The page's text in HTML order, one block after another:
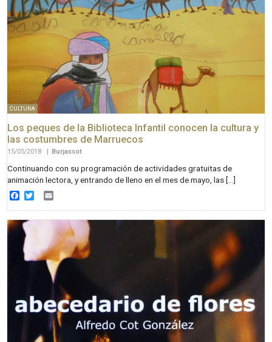
CULTURA
Los peques de la Biblioteca Infantil conocen la cultura y
las costumbres de Marruecos
15/05/2018 Burjassot
Continuando con su programación de actividades gratuitas de
animación lectora, y entrando de lleno en el mes de mayo, las […]
Facebook
Twitter